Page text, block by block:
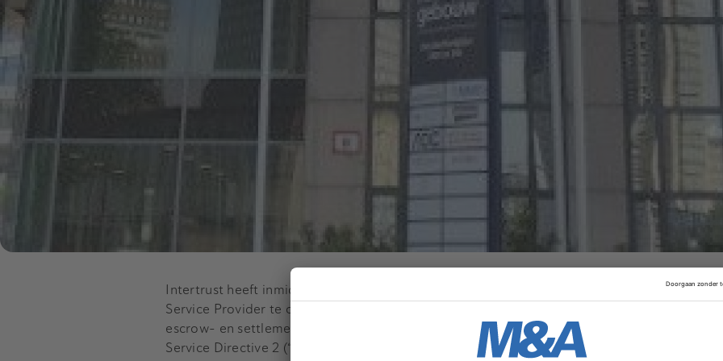
Intertrust heeft inmiddels een vergunning van De Nederlandsche Bank verkregen om als
Service Provider te opereren. Als enige onderneming in haar sector met deze vergunning
escrow- en settlement services verlenen aan haar klanten, na de invoering van de
Service Directive 2 (“PSD2”) in de Nederlandse wetgeving.